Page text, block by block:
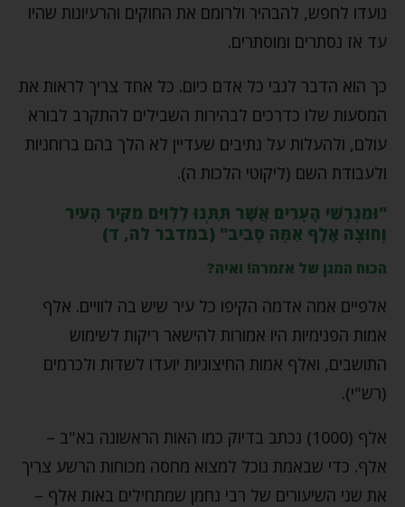
נועדו לחפש, להבהיר ולרומם את החוקים והרעיונות שהיו
עד אז נסתרים ומוסתרים.
כך הוא הדבר לגבי כל אדם כיום. כל אחד צריך לראות את
המסעות שלו כדרכים לבהירות השבילים להתקרב לבורא
עולם, ולהעלות על נתיבים שעדיין לא הלך בהם ברוחניות
ולעבודת השם (ליקוטי הלכות ה).
"וּמִגְרְשֵׁי הֶעָרִים אֲשֶׁר תִּתְּנוּ לַלְוִיִּם מִקִּיר הָעִיר
וָחוּצָה אֶלֶף אַמָּה סָבִיב" (במדבר לה, ד)
הכוח המגן של אזמרה! ואיה?
אלפיים אמה אדמה הקיפו כל עיר שיש בה לוויים. אלף
אמות הפנימיות היו אמורות להישאר ריקות לשימוש
התושבים, ואלף אמות החיצוניות יועדו לשדות ולכרמים
(רש"י).
אלף (1000) נכתב בדיוק כמו האות הראשונה בא"ב –
אלף. כדי שבאמת נוכל למצוא מחסה מכוחות הרשע צריך
את שני השיעורים של רבי נחמן שמתחילים באות אלף –